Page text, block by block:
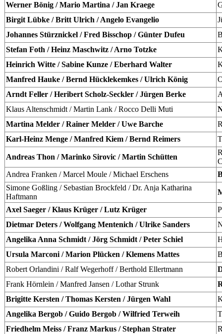
Werner Bönig / Mario Martina / Jan Kraege
Birgit Lübke / Britt Ulrich / Angelo Evangelio
Johannes Stürznickel / Fred Bisschop / Günter Dufeu
Stefan Foth / Heinz Maschwitz / Arno Totzke
Heinrich Witte / Sabine Kunze / Eberhard Walter
Manfred Hauke / Bernd Hücklekemkes / Ulrich König
Arndt Feller / Heribert Scholz-Seckler / Jürgen Berke
Klaus Altenschmidt / Martin Lank / Rocco Delli Muti
Martina Melder / Rainer Melder / Uwe Barche
Karl-Heinz Menge / Manfred Kiem / Bernd Reimers
Andreas Thon / Marinko Sirovic / Martin Schütten
Andrea Franken / Marcel Moule / Michael Erschens
Simone Goßling / Sebastian Brockfeld / Dr. Anja Katharina
Haftmann
Axel Saeger / Klaus Krüger / Lutz Krüger
Dietmar Deters / Wolfgang Mentenich / Ulrike Sanders
Angelika Anna Schmidt / Jörg Schmidt / Peter Schiel
Ursula Marconi / Marion Plücken / Klemens Mattes
Robert Orlandini / Ralf Wegerhoff / Berthold Ellertmann
Frank Hörnlein / Manfred Jansen / Lothar Strunk
Brigitte Kersten / Thomas Kersten / Jürgen Wahl
Angelika Bergob / Guido Bergob / Wilfried Terweih
Friedhelm Meiss / Franz Markus / Stephan Strater